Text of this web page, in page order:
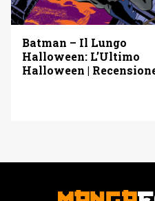
Batman – Il Lungo
Halloween: L’Ultimo
Halloween |